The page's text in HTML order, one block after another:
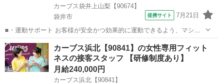
カーブス袋井上山梨【90674】
袋井市
提携サイト 7月21日
■・運動サポート お客様が安全かつ効果的に運動できるよう、マシン
の使い方をアドバイスします。運動が初めての方や苦手な方がほとん
どなので、難しい指導はありません。「今日はこの動きを意識しまし
ょう！」といったお声がけをしながら、...
静岡 袋井市 その他
カーブス浜北【90841】の女性専用フィット
ネスの接客スタッフ 【研修制度あり】
月給240,000円
カーブス浜北【90841】